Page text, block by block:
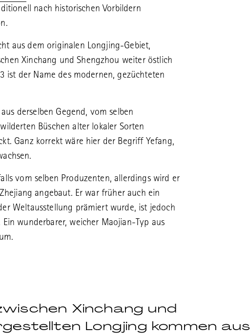
nach historischen Vorbildern
aus dem originalen Longjing-Gebiet,
Xinchang und Shengzhou weiter östlich
ist der Name des modernen, gezüchteten
derselben Gegend, vom selben
Büschen alter lokaler Sorten
Ganz korrekt wäre hier der Begriff Yefang,
vom selben Produzenten, allerdings wird er
angebaut. Er war früher auch ein
Weltausstellung prämiert wurde, ist jedoch
wunderbarer, weicher Maojian-Typ aus
Xinchang und
Longjing kommen aus